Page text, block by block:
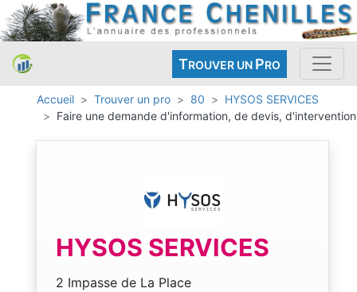
TROUVER UN PRO
Accueil Trouver un pro 80
HYSOS SERVICES
Faire une demande d'information, de devis, d'intervention
HYSOS SERVICES
2 Impasse de La Place